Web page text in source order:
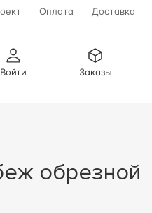
Оплата Доставка
Войти
Заказы